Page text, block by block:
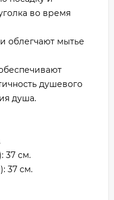
во время
облегчают мытье
душевого
душа.
37 см.
37 см.